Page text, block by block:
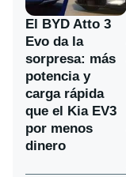
El BYD Atto 3
Evo da la
sorpresa: más
potencia y
carga rápida
que el Kia EV3
por menos
dinero